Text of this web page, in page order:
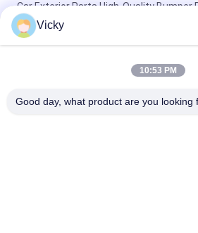
Car Exterior Parts High-Quality Bumper
CHANAN OSHAN​ Z6 Starry White
স্টার্টার মোটর হন্ডা EX5 মোটরসাইকেল ইঞ্জিন খুচরা
Vicky
10:53 PM
Good day, what product are you looking